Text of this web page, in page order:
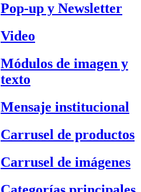
Pop-up y Newsletter
Video
Módulos de imagen y
texto
Mensaje institucional
Carrusel de productos
Carrusel de imágenes